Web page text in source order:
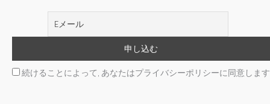
ジ
ら
選
続けることによって, あなたはプライバシーポリシーに同意します